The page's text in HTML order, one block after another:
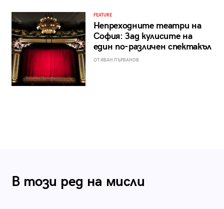
FEATURE
Непреходните театри на
София: Зад кулисите на
един по-различен спектакъл
ОТ ИВАН ПЪРВАНОВ
В този ред на мисли